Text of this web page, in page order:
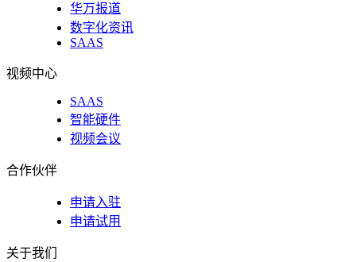
华万报道
数字化资讯
SAAS
视频中心
SAAS
智能硬件
视频会议
合作伙伴
申请入驻
申请试用
关于我们